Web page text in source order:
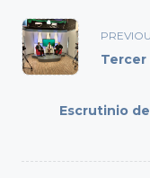
<span
class="nav-
subtitle
reader-
Tercer
Escrutinio